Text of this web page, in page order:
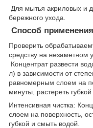
Для мытья акриловых и
бережного ухода.
Способ
Проверить
средству на незаметном
Концентрат развести
л) в зависимости от
равномерным слоем на
минуты, растереть
Интенсивная чистка:
слоем на поверхность,
губкой и смыть водой.